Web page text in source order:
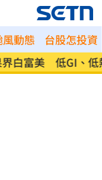
風動態 台股怎投資
界白富美 低GI、低